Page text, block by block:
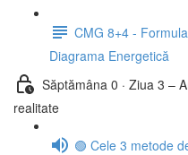
CMG 8+4 -
Diagrama Energetică
Săptămâna 0 · Ziua 3 –
realitate
🟢 Cele 3 metode